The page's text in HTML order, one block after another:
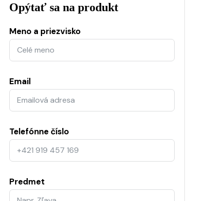
Opýtať sa na produkt
Meno a priezvisko
Email
Telefónne číslo
Predmet